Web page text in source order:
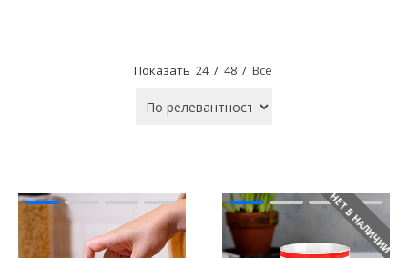
Показать 24 / 48 / Все
НЕТ В НАЛИЧИИ